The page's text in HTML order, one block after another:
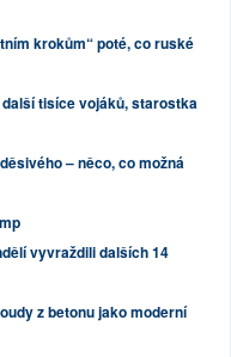
krokům“ poté, co ruské
tisíce vojáků, starostka
– něco, co možná
vyvraždili dalších 14
z betonu jako moderní